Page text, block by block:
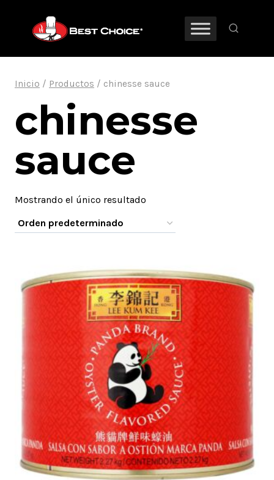
contenido
Inicio / Productos / chinesse sauce
chinesse
sauce
Mostrando el único resultado